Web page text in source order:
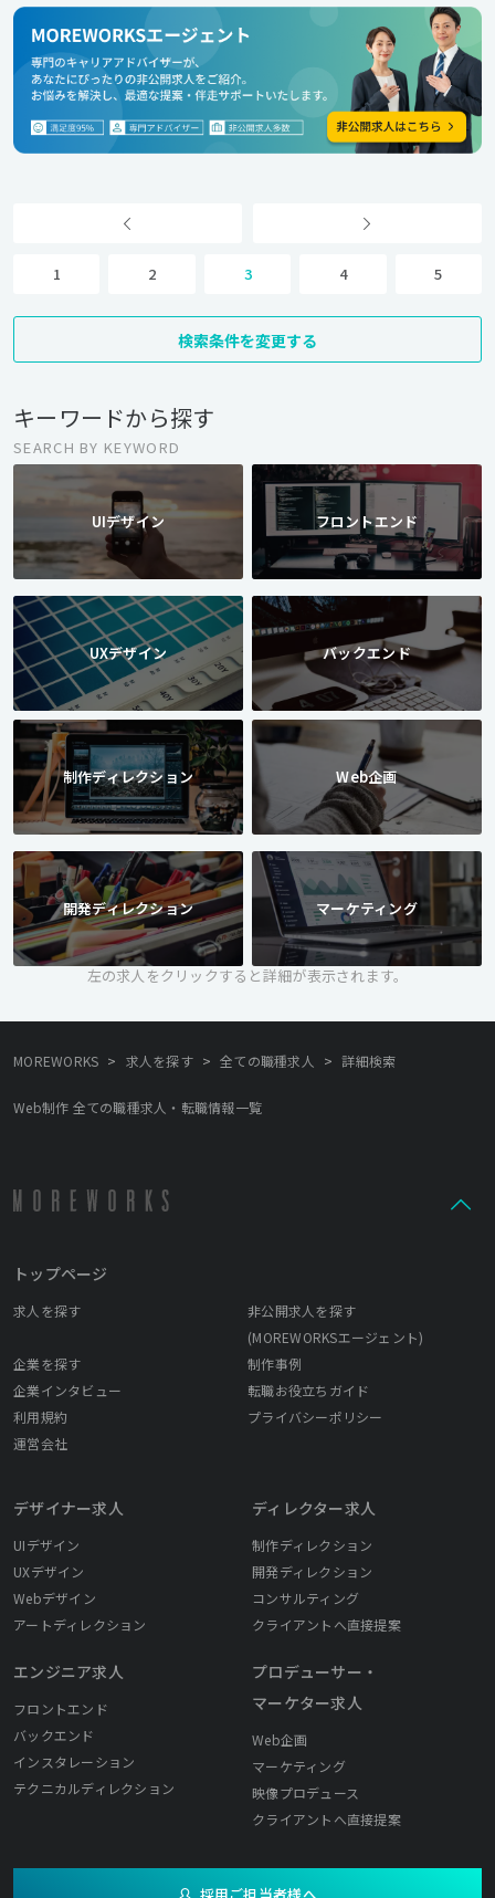
1 2 3 4 5
検索条件を変更する
キーワードから探す
SEARCH BY KEYWORD
UIデザイン
UXデザイン
フロントエンド
バックエンド
制作ディレクション
開発ディレクション
Web企画
マーケティング
左の求人をクリックすると詳細が表示されます。
MOREWORKS > 求人を探す > 全ての職種求人 > 詳細検索
Web制作 全ての職種求人・転職情報一覧
トップページ
求人を探す
非公開求人を探す
(MOREWORKSエージェント)
企業を探す
制作事例
企業インタビュー
転職お役立ちガイド
利用規約
プライバシーポリシー
運営会社
デザイナー求人
UIデザイン
UXデザイン
Webデザイン
アートディレクション
エンジニア求人
フロントエンド
バックエンド
インスタレーション
テクニカルディレクション
ディレクター求人
制作ディレクション
開発ディレクション
コンサルティング
クライアントへ直接提案
プロデューサー・
マーケター求人
Web企画
マーケティング
映像プロデュース
クライアントへ直接提案